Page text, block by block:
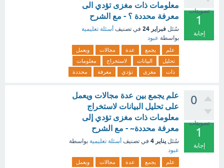
تصويتات
1
إجابة
معلومات ذات مغزى تؤدي الى
معرفة محددة ؟ - مع الشرح
سُئل فبراير 24 في تصنيف أسئلة تعليمية
بواسطة عبود
علم يجمع عدة مجالات
ويعمل
تحليل
البيانات لاستخراج
معلومات
ذات
مغزى تؤدي معرفة محددة
0
تصويتات
1
إجابة
علم يجمع بين عدة مجالات ويعمل
على تحليل البيانات لاستخراج
معلومات ذات مغزى تؤدي إلى
معرفة محددة~ - مع الشرح
سُئل يناير 4 في تصنيف أسئلة تعليمية بواسطة
عبود
علم يجمع عدة مجالات
ويعمل